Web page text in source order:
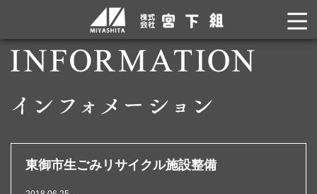
東御市生ごみリサイクル施設整備